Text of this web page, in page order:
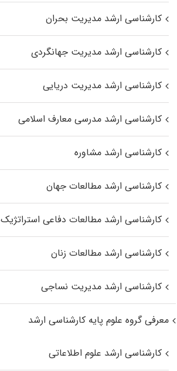
کارشناسی ارشد مدیریت بحران
کارشناسی ارشد مدیریت جهانگردی
کارشناسی ارشد مدیریت دریایی
کارشناسی ارشد مدرسی معارف اسلامی
کارشناسی ارشد مشاوره
کارشناسی ارشد مطالعات جهان
کارشناسی ارشد مطالعات دفاعی استراتژیک
کارشناسی ارشد مطالعات زنان
کارشناسی ارشد مدیریت نساجی
معرفی گروه علوم پایه کارشناسی ارشد
کارشناسی ارشد علوم اطلاعاتی